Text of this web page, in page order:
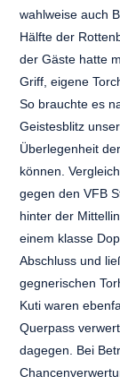
wahlweise auch
Hälfte der
der Gäste hatte
Griff, eigene
So brauchte es
Geistesblitz
Überlegenheit
können.
gegen den VFB
hinter der
einem klasse
Abschluss und
gegnerischen
Kuti waren
Querpass
dagegen. Bei